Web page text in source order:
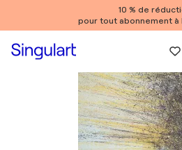
10 % de
pour tout abonnement à